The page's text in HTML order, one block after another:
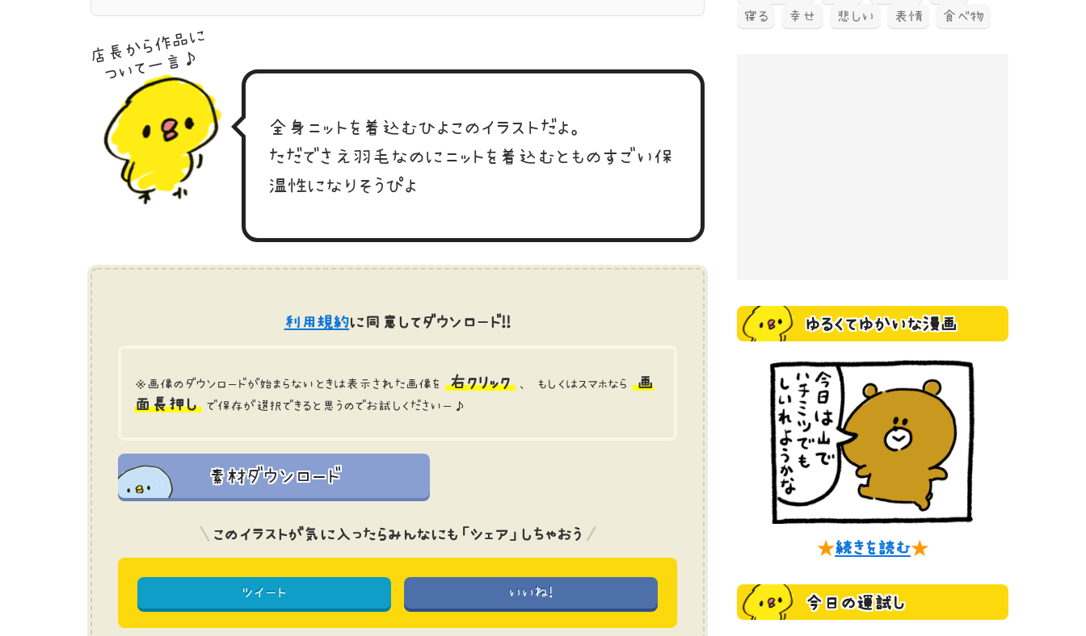
店長から作品に
ついて一言♪
全身ニットを着込むひよこのイラストだよ。
ただでさえ羽毛なのにニットを着込むとものすごい保
温性になりそうぴよ
利用規約に同意してダウンロード!!
※画像のダウンロードが始まらないときは表示された画像を 右クリック 、 もしくはスマホなら
画
面長押し
で保存が選択できると思うのでお試しくださいー♪
素材ダウンロード
このイラストが気に入ったらみんなにも「シェア」しちゃおう
ツイート いいね!
寝る
幸せ 悲しい 表情 食べ物
ゆるくてゆかいな漫画
★続きを読む★
今日の運試し